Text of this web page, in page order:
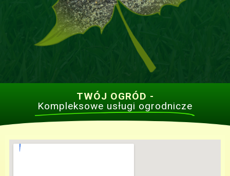
TWÓJ OGRÓD -
Kompleksowe usługi ogrodnicze